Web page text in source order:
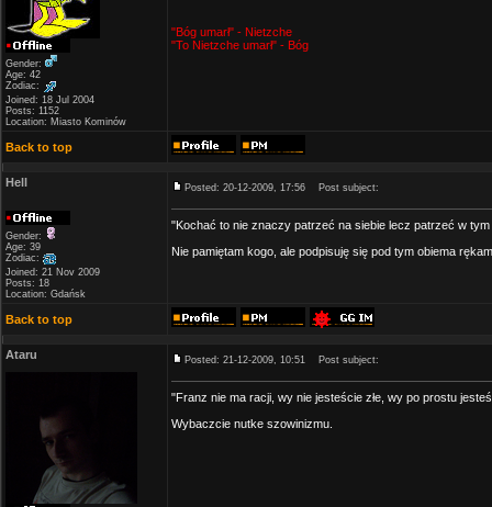
Gender:
Age: 42
Zodiac:
Joined: 18 Jul 2004
Posts: 1152
Location: Miasto Kominów
"Bóg umarł" - Nietzche
"To Nietzche umarł" - Bóg
Back to top
Hell
Gender:
Age: 39
Zodiac:
Joined: 21 Nov 2009
Posts: 18
Location: Gdańsk
Posted: 20-12-2009, 17:56 Post subject:
"Kochać to nie znaczy patrzeć na siebie lecz patrzeć w
Nie pamiętam kogo, ale podpisuję się pod tym obiema
Back to top
Ataru Posted: 21-12-2009, 10:51 Post subject:
"Franz nie ma racji, wy nie jesteście złe, wy po prostu
Wybaczcie nutke szowinizmu.